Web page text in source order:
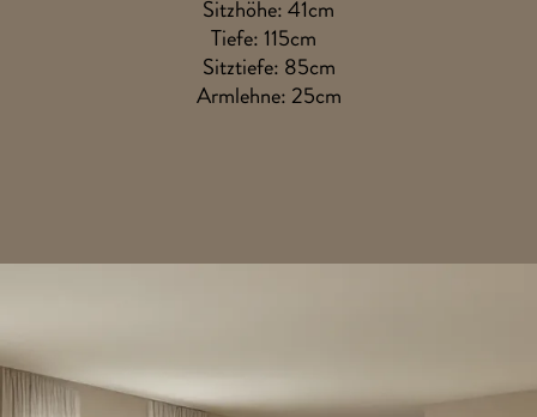
Sitzhöhe: 41cm
Tiefe: 115cm
Sitztiefe: 85cm
Armlehne: 25cm